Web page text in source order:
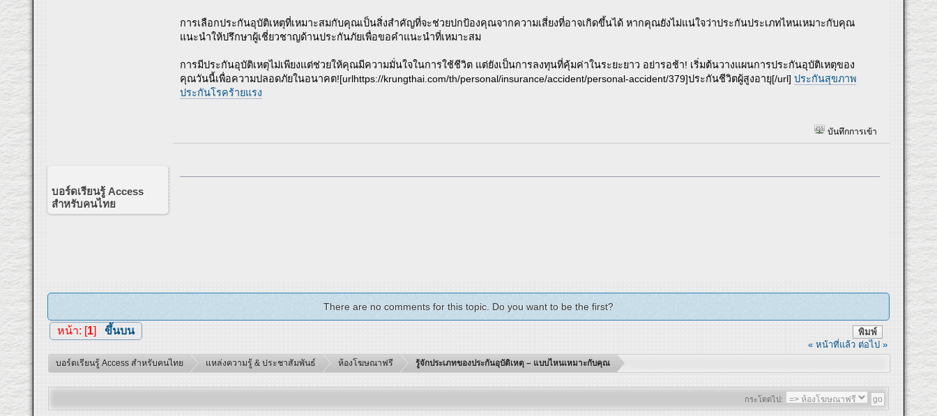
การเลือกประกันอุบัติเหตุที่เหมาะสมกับคุณเป็นสิ่งสำคัญที่จะช่วยปกป้องคุณจากความเสี่ยงที่อาจเกิดขึ้นได้ หากคุณยังไม่แน่ใจว่าประกันประเภทไหนเหมาะกับคุณ
แนะนำให้ปรึกษาผู้เชี่ยวชาญด้านประกันภัยเพื่อขอคำแนะนำที่เหมาะสม
การมีประกันอุบัติเหตุไม่เพียงแต่ช่วยให้คุณมีความมั่นใจในการใช้ชีวิต แต่ยังเป็นการลงทุนที่คุ้มค่าในระยะยาว อย่ารอช้า! เริ่มต้นวางแผนการประกันอุบัติเหตุของ
คุณวันนี้เพื่อความปลอดภัยในอนาคต![urlhttps://krungthai.com/th/personal/insurance/accident/personal-accident/379]ประกันชีวิตผู้สูงอายุ[/url]ประกันสุขภาพ
ประกันโรคร้ายแรง
บันทึกการเข้า
บอร์ดเรียนรู้ Access
สำหรับคนไทย
There are no comments for this topic. Do you want to be the first?
พิมพ์
หน้า: [1] ขึ้นบน
« หน้าที่แล้ว ต่อไป »
บอร์ดเรียนรู้ Access สำหรับคนไทย แหล่งความรู้ & ประชาสัมพันธ์ ห้องโฆษณาฟรี รู้จักประเภทของประกันอุบัติเหตุ – แบบไหนเหมาะกับคุณ
กระโดดไป: